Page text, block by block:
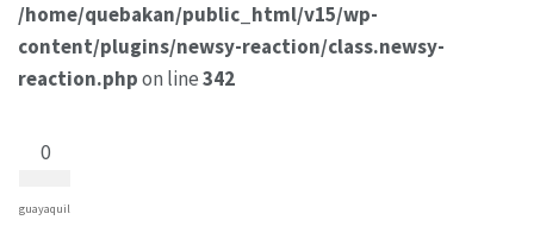
/home/quebakan/public_html/v15/wp-
content/plugins/newsy-reaction/class.newsy-
reaction.phpon line342
0
guayaquil